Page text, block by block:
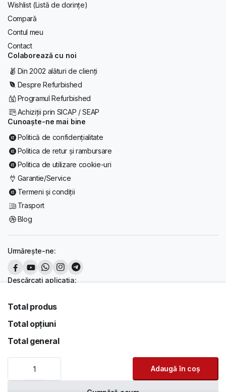
Total produs
Total opțiuni
Total general
Z6
Adaugă în coș
Wishlist (Listă de dorințe)
Compară
Contul meu
Contact
Colaborează cu noi
Din 2002 alături de clienți
Despre Refurbished
Programul Refurbished
Achiziții prin SICAP / SEAP
Cunoaște-ne mai bine
Politică de confidențialitate
Politica de retur și rambursare
Politica de utilizare cookie-uri
Garantie/Service
Termeni și condiții
Trasport
Blog
Urmărește-ne:
Descărcați aplicația:
Copyright 2026 © PreturiBune. Toate drepturile rezervate. Realizat de
PreturiBune